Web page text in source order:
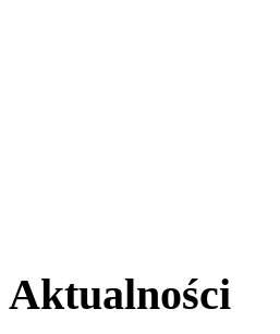
Aktualności